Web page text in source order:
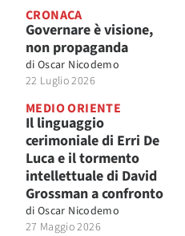
CRONACA
Governare è visione,
non propaganda
di Oscar Nicodemo
22 Luglio 2026
MEDIO ORIENTE
Il linguaggio
cerimoniale di Erri De
Luca e il tormento
intellettuale di David
Grossman a confronto
di Oscar Nicodemo
27 Maggio 2026